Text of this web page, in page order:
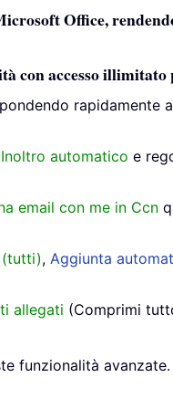
Office,
con accesso illimitato
rapidamente
Inoltro automatico e
email con me in Ccn
(tutti), Aggiunta
allegati (Comprimi
funzionalità